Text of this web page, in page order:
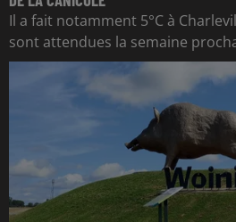
Il a fait notamment 5°C à
sont attendues la semaine